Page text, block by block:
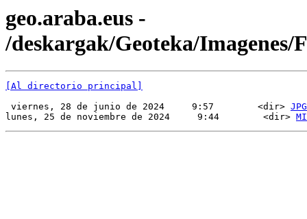
geo.araba.eus -
/deskargak/Geoteka/Imagenes/
[Al directorio principal]
viernes, 28 de junio de 2024     9:57        <dir> JPG
lunes, 25 de noviembre de 2024     9:44        <dir>